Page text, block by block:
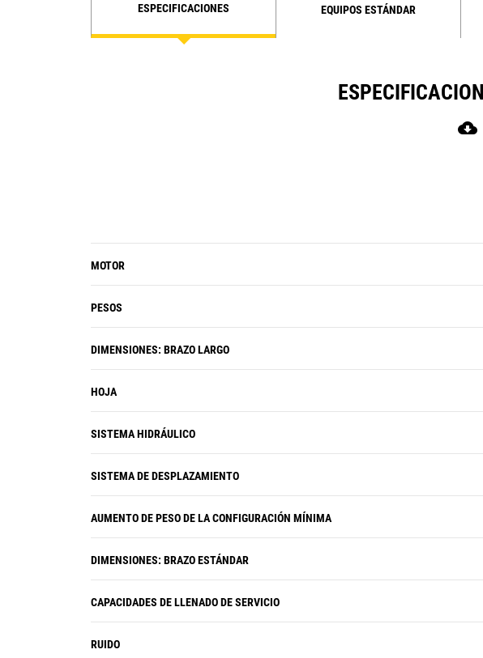
ESPECIFICACIONES EQUIPOS ESTÁNDAR
cloud_download
MOTOR
PESOS
DIMENSIONES: BRAZO LARGO
HOJA
SISTEMA HIDRÁULICO
SISTEMA DE DESPLAZAMIENTO
AUMENTO DE PESO DE LA CONFIGURACIÓN MÍNIMA
DIMENSIONES: BRAZO ESTÁNDAR
CAPACIDADES DE LLENADO DE SERVICIO
RUIDO